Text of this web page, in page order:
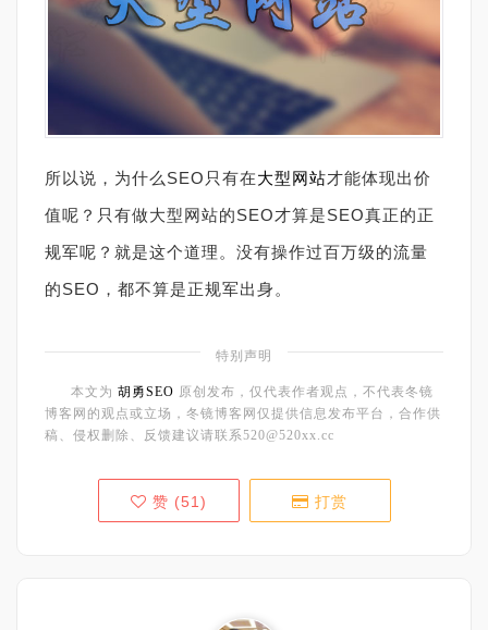
所以说，为什么SEO只有在大型网站才能体现出价
值呢？只有做大型网站的SEO才算是SEO真正的正
规军呢？就是这个道理。没有操作过百万级的流量
的SEO，都不算是正规军出身。
特别声明
本文为 胡勇SEO 原创发布，仅代表作者观点，不代表冬镜
博客网的观点或立场，冬镜博客网仅提供信息发布平台，合作供
稿、侵权删除、反馈建议请联系520@520xx.cc
赞 (51 ) 打赏